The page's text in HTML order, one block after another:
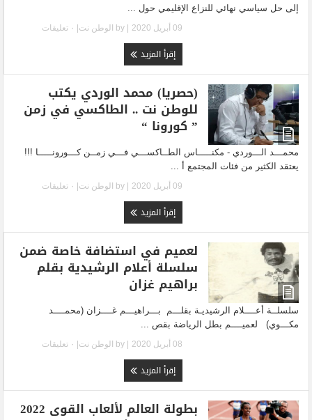
إلى حل سياسي نهائي للنزاع الإقليمي حول ...
09 أبريل 2020 | by الوطن نت
إقرأ المزيد
(حصريا) محمد الوردي يكتب
للوطن نت .. الطاكسي في زمن
” كورونا “
محمـــد الـــوردي - مكنـــــاس الطــاكســـي فـــي زمــن كـــورونـــــا !!!
يعتقد الكثير من فئات المجتمع أ ...
09 أبريل 2020 | by الوطن نت
إقرأ المزيد
لعميم في استضافة خاصة ضمن
سلسلة أعلام الرشيدية بقلم
براهيم غزان
سلسلــة أعــــلام الرشيديـة بقلـــم بـــراهيـــم غــــزان (محمــــد
مكـــوي) لعميــــم بطل الرياضة بقص ...
08 أبريل 2020 | by الوطن نت
إقرأ المزيد
بطولة العالم لألعاب القوى 2022